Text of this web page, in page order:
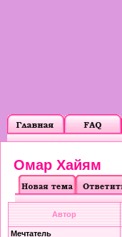
Омар Хайям
Автор
Мечтатель